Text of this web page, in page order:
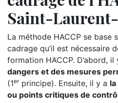
Saint-
La méthode HACCP se base
cadrage qu’il est nécessaire
formation HACCP. D’abord, il
dangers et des mesures
(1erprincipe). Ensuite, il y a
ou points critiques de